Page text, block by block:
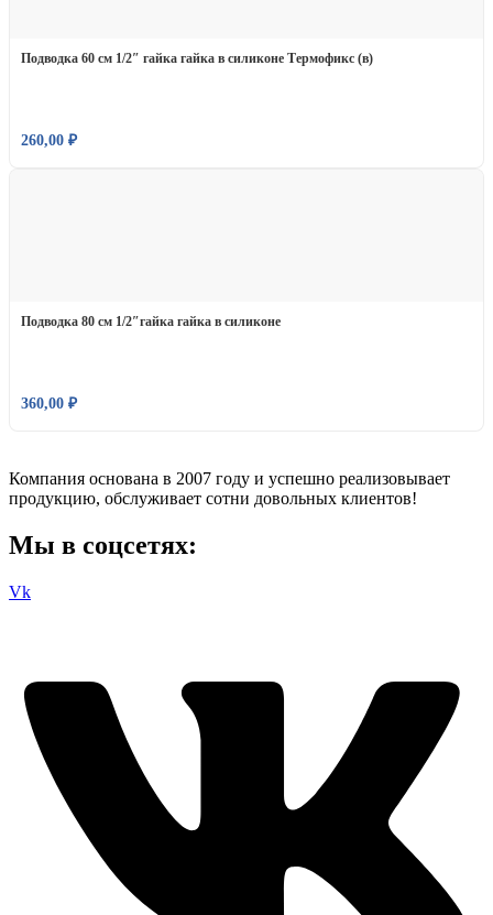
Подводка 60 см 1/2″ гайка гайка в силиконе Термофикс (в)
260,00 ₽
Подводка 80 см 1/2″гайка гайка в силиконе
360,00 ₽
Компания основана в 2007 году и успешно реализовывает
продукцию, обслуживает сотни довольных клиентов!
Мы в соцсетях:
Vk